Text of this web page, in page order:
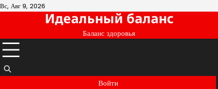
Перейти
Вс, Авг 9, 2026
Идеальный баланс
Баланс здоровья
Войти